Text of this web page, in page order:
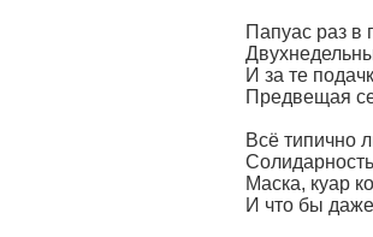
Папуас раз в
И за те
Предвещая
Всë типично
Маска, куар
И что бы